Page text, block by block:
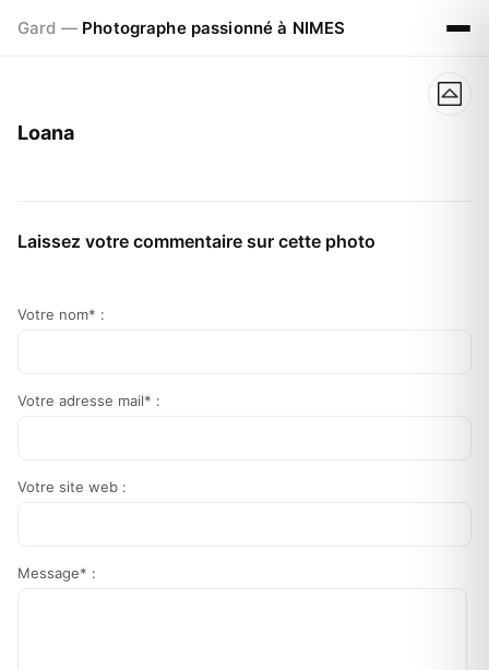
Gard — Photographe passionné à NIMES
Loana
Laissez votre commentaire sur cette photo
Votre nom* :
Votre adresse mail* :
Votre site web :
Message* :